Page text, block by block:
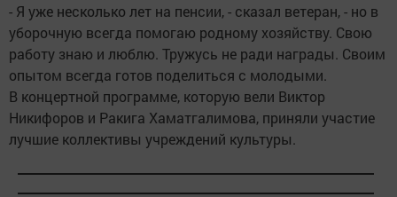
- Я уже несколько лет на пенсии, - сказал ветеран, - но в
уборочную всегда помогаю родному хозяйству. Свою
работу знаю и люблю. Тружусь не ради награды. Своим
опытом всегда готов поделиться с молодыми.
В концертной программе, которую вели Виктор
Никифоров и Ракига Хаматгалимова, приняли участие
лучшие коллективы учреждений культуры.